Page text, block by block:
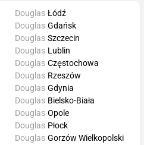
Douglas Łódź
Douglas Gdańsk
Douglas Szczecin
Douglas Lublin
Douglas Częstochowa
Douglas Rzeszów
Douglas Gdynia
Douglas Bielsko-Biała
Douglas Opole
Douglas Płock
Douglas Gorzów Wielkopolski